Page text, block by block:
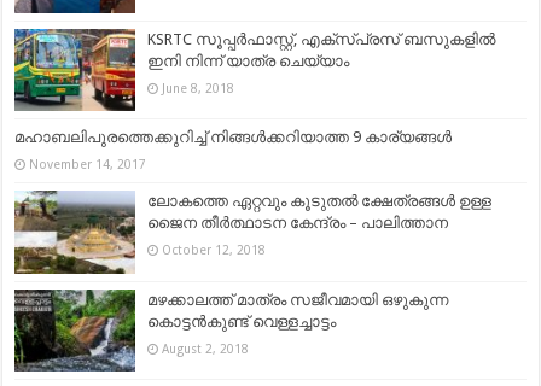
KSRTC സൂപ്പര്‍ഫാസ്റ്റ്, എക്‌സ്പ്രസ് ബസുകളില്‍
ഇനി നിന്ന് യാത്ര ചെയ്യാം
June 8, 2018
മഹാബലിപുരത്തെക്കുറിച്ച്‌ നിങ്ങള്‍ക്കറിയാത്ത 9 കാര്യങ്ങള്‍
November 14, 2017
ലോകത്തെ ഏറ്റവും കൂടുതൽ ക്ഷേത്രങ്ങൾ ഉള്ള
ജൈന തീർത്ഥാടന കേന്ദ്രം – പാലിത്താന
October 12, 2018
മഴക്കാലത്ത് മാത്രം സജീവമായി ഒഴുകുന്ന
കൊട്ടൻകുണ്ട് വെള്ളച്ചാട്ടം
August 2, 2018